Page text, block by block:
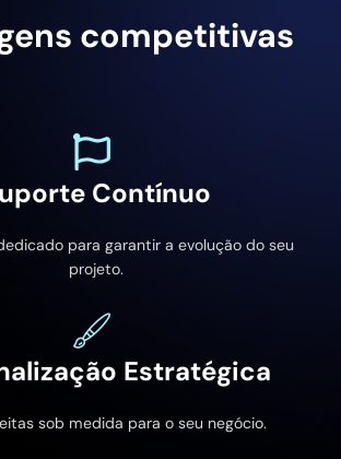
competitivas
Contínuo
para garantir a evolução do seu
projeto.
Estratégica
sob medida para o seu negócio.